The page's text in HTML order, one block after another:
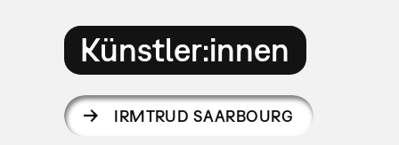
Künstler:innen
IRMTRUD SAARBOURG